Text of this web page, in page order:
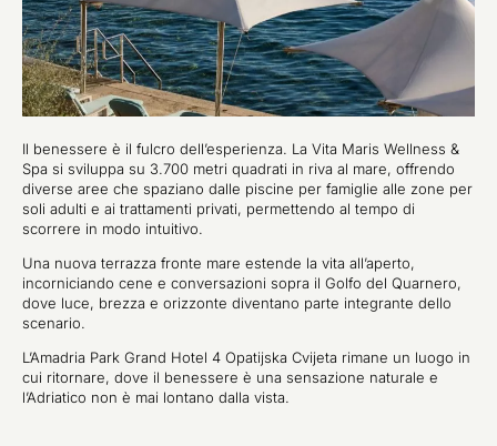
Il benessere è il fulcro dell’esperienza. La Vita Maris Wellness &
Spa si sviluppa su 3.700 metri quadrati in riva al mare, offrendo
diverse aree che spaziano dalle piscine per famiglie alle zone per
soli adulti e ai trattamenti privati, permettendo al tempo di
scorrere in modo intuitivo.
Una nuova terrazza fronte mare estende la vita all’aperto,
incorniciando cene e conversazioni sopra il Golfo del Quarnero,
dove luce, brezza e orizzonte diventano parte integrante dello
scenario.
L’Amadria Park Grand Hotel 4 Opatijska Cvijeta rimane un luogo in
cui ritornare, dove il benessere è una sensazione naturale e
l’Adriatico non è mai lontano dalla vista.